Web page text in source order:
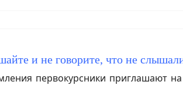
и не говорите, что не
первокурсники приглашают